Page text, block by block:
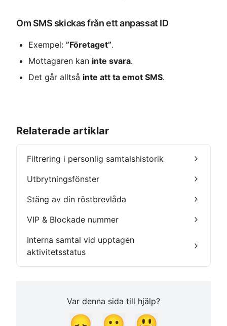
Om SMS skickas från ett anpassat ID
Exempel: ”Företaget”.
Mottagaren kan inte svara.
Det går alltså inte att ta emot SMS.
Relaterade artiklar
Filtrering i personlig samtalshistorik
Utbrytningsfönster
Stäng av din röstbrevlåda
VIP & Blockade nummer
Interna samtal vid upptagen
aktivitetsstatus
Var denna sida till hjälp?